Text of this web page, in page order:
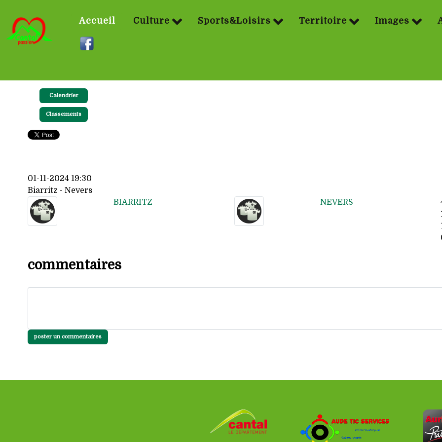
Accueil Culture Sports&Loisirs Territoire Images
Calendrier
Classements
01-11-2024 19:30
Biarritz - Nevers
BIARRITZ
NEVERS
commentaires
poster un commentaires